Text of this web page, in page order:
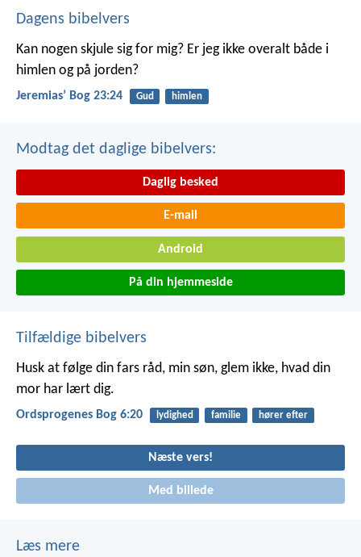
Dagens bibelvers
Kan nogen skjule sig for mig? Er jeg ikke overalt både i
himlen og på jorden?
Jeremiasʼ Bog 23:24 Gud himlen
Modtag det daglige bibelvers:
Daglig besked
E-mail
Android
På din hjemmeside
Tilfældige bibelvers
Husk at følge din fars råd, min søn, glem ikke, hvad din
mor har lært dig.
Ordsprogenes Bog 6:20 lydighed familie hører efter
Næste vers!
Med billede
Læs mere